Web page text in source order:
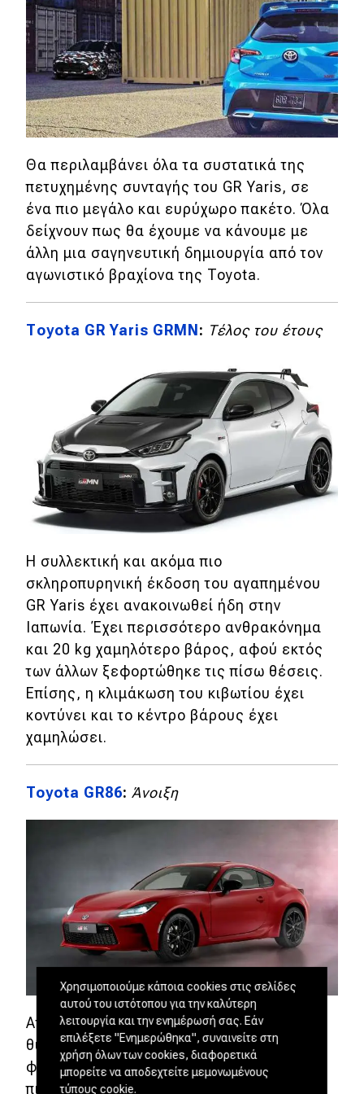
Θα περιλαμβάνει όλα τα συστατικά της
πετυχημένης συνταγής του GR Yaris, σε
ένα πιο μεγάλο και ευρύχωρο πακέτο. Όλα
δείχνουν πως θα έχουμε να κάνουμε με
άλλη μια σαγηνευτική δημιουργία από τον
αγωνιστικό βραχίονα της Toyota.
Τoyota GR Yaris GRMN : Τέλος του έτους
Η συλλεκτική και ακόμα πιο
σκληροπυρηνική έκδοση του αγαπημένου
GR Yaris έχει ανακοινωθεί ήδη στην
Ιαπωνία. Έχει περισσότερο ανθρακόνημα
και 20 kg χαμηλότερο βάρος, αφού εκτός
των άλλων ξεφορτώθηκε τις πίσω θέσεις.
Επίσης, η κλιμάκωση του κιβωτίου έχει
κοντύνει και το κέντρο βάρους έχει
χαμηλώσει.
Toyota GR86: Άνοιξη
Αποτελεί την εξέλιξη της GT86 που μας
θύμισε πως η Toyota εάν θέλει μπορεί να
φτιάξει συναρπαστικά αυτοκίνητα. Το
πισωκίνητο κουπέ παραμένει ελαφρύ και
Χρησιμοποιούμε κάποια cookies στις σελίδες
αυτού του ιστότοπου για την καλύτερη
λειτουργία και την ενημέρωσή σας. Εάν
επιλέξετε "Ενημερώθηκα", συναινείτε στη
χρήση όλων των cookies, διαφορετικά
μπορείτε να αποδεχτείτε μεμονωμένους
τύπους cookie.